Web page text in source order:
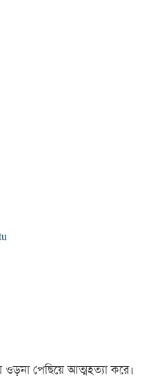
ওড়না পেছিয়ে আত্মহত্যা করে।